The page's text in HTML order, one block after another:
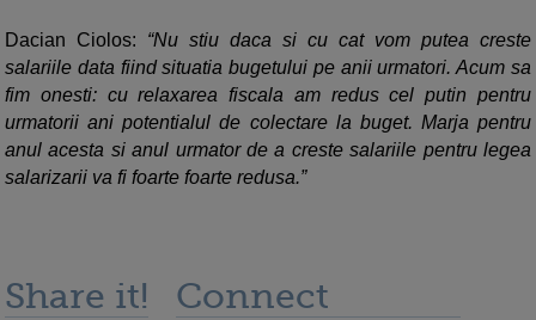
Dacian Ciolos: “Nu stiu daca si cu cat vom putea creste
salariile data fiind situatia bugetului pe anii urmatori. Acum sa
fim onesti: cu relaxarea fiscala am redus cel putin pentru
urmatorii ani potentialul de colectare la buget. Marja pentru
anul acesta si anul urmator de a creste salariile pentru legea
salarizarii va fi foarte foarte redusa.”
Share it! Connect